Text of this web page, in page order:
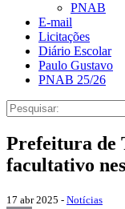
PNAB
E-mail
Licitações
Diário Escolar
Paulo Gustavo
PNAB 25/26
Prefeitura de
facultativo
17 abr 2025 - Notícias